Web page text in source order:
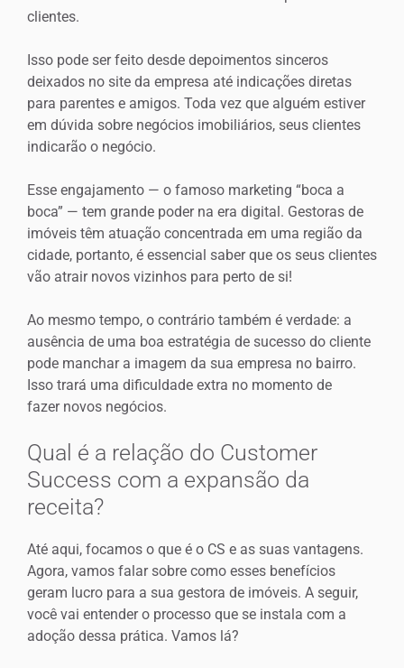
clientes.
Isso pode ser feito desde depoimentos sinceros
deixados no site da empresa até indicações diretas
para parentes e amigos. Toda vez que alguém estiver
em dúvida sobre negócios imobiliários, seus clientes
indicarão o negócio.
Esse engajamento — o famoso marketing “boca a
boca” — tem grande poder na era digital. Gestoras de
imóveis têm atuação concentrada em uma região da
cidade, portanto, é essencial saber que os seus clientes
vão atrair novos vizinhos para perto de si!
Ao mesmo tempo, o contrário também é verdade: a
ausência de uma boa estratégia de sucesso do cliente
pode manchar a imagem da sua empresa no bairro.
Isso trará uma dificuldade extra no momento de
fazer novos negócios.
Qual é a relação do Customer
Success com a expansão da
receita?
Até aqui, focamos o que é o CS e as suas vantagens.
Agora, vamos falar sobre como esses benefícios
geram lucro para a sua gestora de imóveis. A seguir,
você vai entender o processo que se instala com a
adoção dessa prática. Vamos lá?